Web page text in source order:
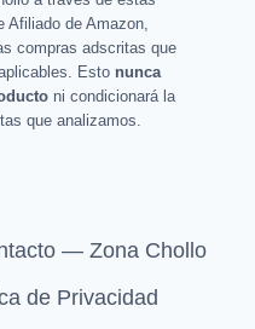
Afiliado de Amazon,
compras adscritas que
Esto nunca
ni condicionará la
que analizamos.
— Zona Chollo
de Privacidad